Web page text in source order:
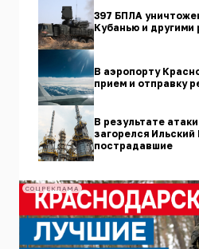
397 БПЛА
Кубанью и другими
В аэропорту
прием и отправку
В результате
загорелся Ильский
пострадавшие
СОЦРЕКЛАМА